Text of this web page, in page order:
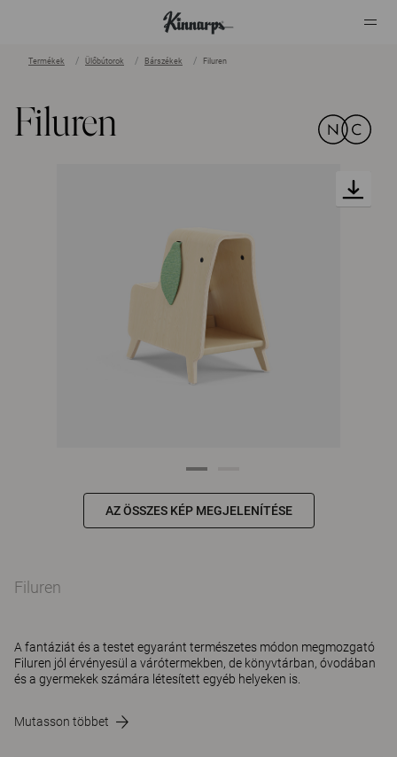
Termékek Ülőbútorok Bárszékek Filuren
Filuren
AZ ÖSSZES KÉP MEGJELENÍTÉSE
Filuren
A fantáziát és a testet egyaránt természetes módon megmozgató
Filuren jól érvényesül a várótermekben, de könyvtárban, óvodában
és a gyermekek számára létesített egyéb helyeken is.
Mutasson többet